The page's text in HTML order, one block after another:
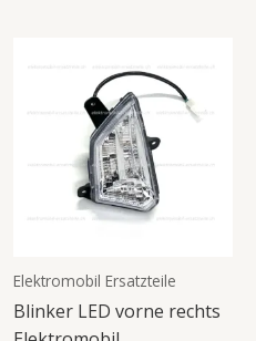
Elektromobil Ersatzteile
Blinker LED vorne rechts